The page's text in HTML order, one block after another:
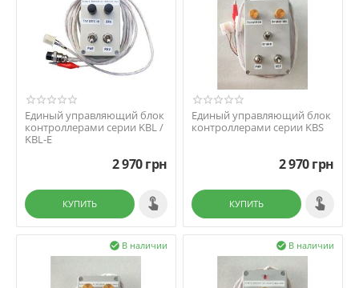
Единый управляющий блок
контроллерами серии KBL /
KBL-E
2 970грн
КУПИТЬ
Единый управляющий блок
контроллерами серии KBS
2 970грн
КУПИТЬ
В наличии
 В наличии
